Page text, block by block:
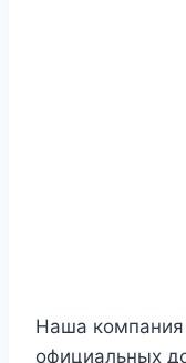
Наша компания
официальных